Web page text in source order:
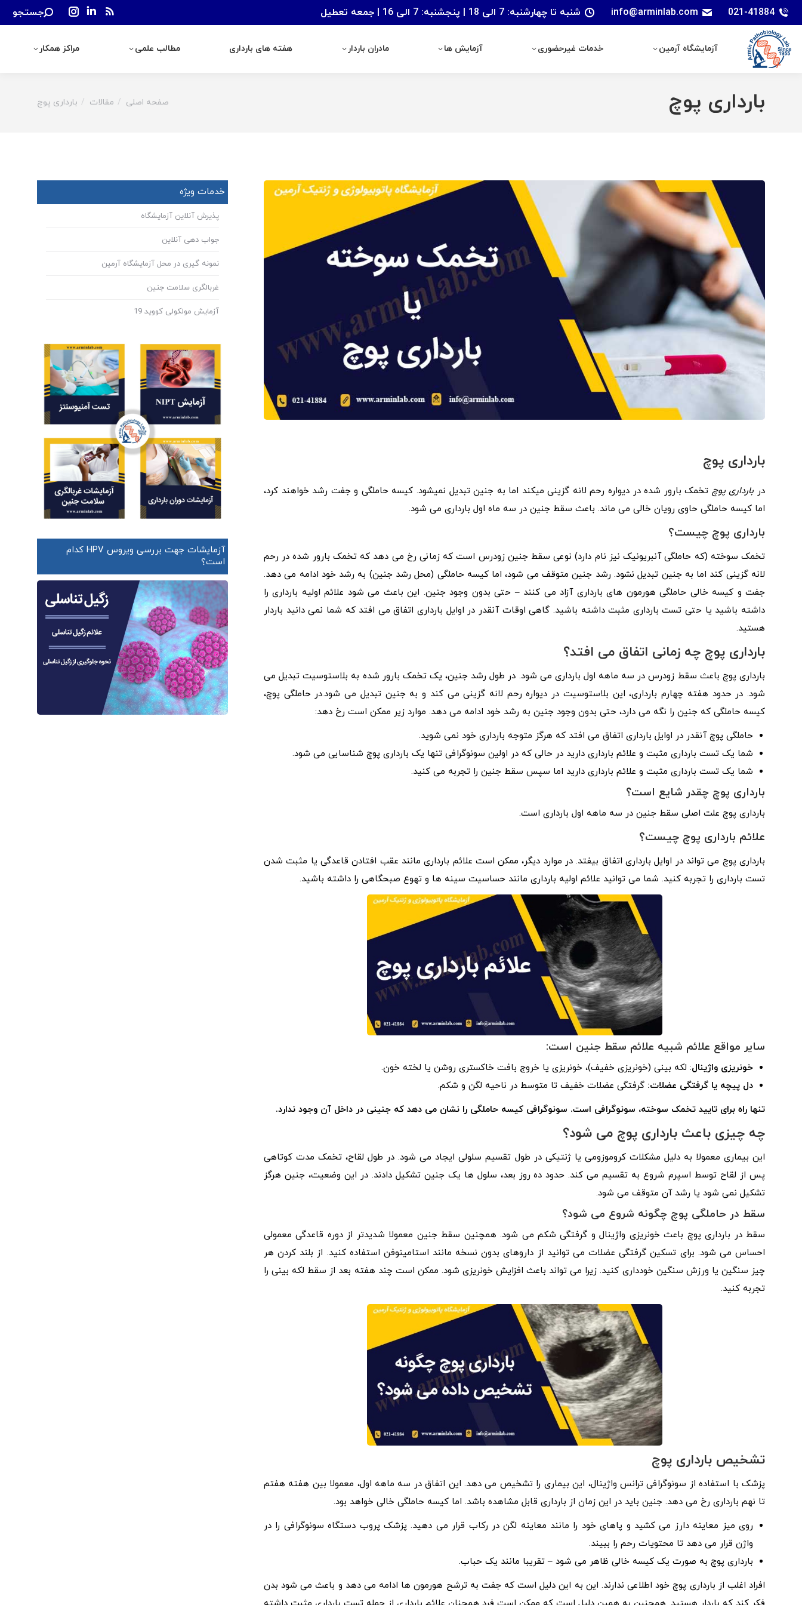
021-41884
info@arminlab.com شنبه تا چهارشنبه: 7 الی 18 | پنجشنبه: 7 الی 16 | جمعه تعطیل
Rss
window
Linkedin
opens
window
Instagram
opens
window
Search:
جستجو
آزمایشگاه آرمین خدمات غیرحضوری آزمایش ها مادران باردار هفته های بارداری مطالب علمی مراکز همکار
بارداری پوچ You are here:
صفحه اصلی مقالات بارداری پوچ
بارداری پوچ
در بارداری پوچ تخمک بارور شده در دیواره رحم لانه گزینی میکند اما به جنین تبدیل نمیشود. کیسه حاملگی و جفت رشد خواهند کرد،
اما کیسه حاملگی حاوی رویان خالی می ماند. باعث سقط جنین در سه ماه اول بارداری می شود.
بارداری پوچ چیست؟
تخمک سوخته (که حاملگی آنبریونیک نیز نام دارد) نوعی سقط جنین زودرس است که زمانی رخ می دهد که تخمک بارور شده در رحم
لانه گزینی کند اما به جنین تبدیل نشود. رشد جنین متوقف می شود، اما کیسه حاملگی (محل رشد جنین) به رشد خود ادامه می دهد.
جفت و کیسه خالی حاملگی هورمون های بارداری آزاد می کنند – حتی بدون وجود جنین. این باعث می شود علائم اولیه بارداری را
داشته باشید یا حتی تست بارداری مثبت داشته باشید. گاهی اوقات آنقدر در اوایل بارداری اتفاق می افتد که شما نمی دانید باردار
هستید.
بارداری پوچ چه زمانی اتفاق می افتد؟
بارداری پوچ باعث سقط زودرس در سه ماهه اول بارداری می شود. در طول رشد جنین، یک تخمک بارور شده به بلاستوسیت تبدیل می
شود. در حدود هفته چهارم بارداری، این بلاستوسیت در دیواره رحم لانه گزینی می کند و به جنین تبدیل می شود.در حاملگی پوچ،
کیسه حاملگی که جنین را نگه می دارد، حتی بدون وجود جنین به رشد خود ادامه می دهد. موارد زیر ممکن است رخ دهد:
حاملگی پوچ آنقدر در اوایل بارداری اتفاق می افتد که هرگز متوجه بارداری خود نمی شوید.
شما یک تست بارداری مثبت و علائم بارداری دارید در حالی که در اولین سونوگرافی تنها یک بارداری پوچ شناسایی می شود.
شما یک تست بارداری مثبت و علائم بارداری دارید اما سپس سقط جنین را تجربه می کنید.
بارداری پوچ چقدر شایع است؟
بارداری پوچ علت اصلی سقط جنین در سه ماهه اول بارداری است.
علائم بارداری پوچ چیست؟
بارداری پوچ می تواند در اوایل بارداری اتفاق بیفتد. در موارد دیگر، ممکن است علائم بارداری مانند عقب افتادن قاعدگی یا مثبت شدن
تست بارداری را تجربه کنید. شما می توانید علائم اولیه بارداری مانند حساسیت سینه ها و تهوع صبحگاهی را داشته باشید.
سایر مواقع علائم شبیه علائم سقط جنین است:
خونریزی واژینال: لکه بینی (خونریزی خفیف)، خونریزی یا خروج بافت خاکستری روشن یا لخته خون.
دل پیچه یا گرفتگی عضلات: گرفتگی عضلات خفیف تا متوسط در ناحیه لگن و شکم.
تنها راه برای تایید تخمک سوخته، سونوگرافی است. سونوگرافی کیسه حاملگی را نشان می دهد که جنینی در داخل آن وجود ندارد.
چه چیزی باعث بارداری پوچ می شود؟
این بیماری معمولا به دلیل مشکلات کروموزومی یا ژنتیکی در طول تقسیم سلولی ایجاد می شود. در طول لقاح، تخمک مدت کوتاهی
پس از لقاح توسط اسپرم شروع به تقسیم می کند. حدود ده روز بعد، سلول ها یک جنین تشکیل دادند. در این وضعیت، جنین هرگز
تشکیل نمی شود یا رشد آن متوقف می شود.
سقط در حاملگی پوچ چگونه شروع می شود؟
سقط در بارداری پوچ باعث خونریزی واژینال و گرفتگی شکم می شود. همچنین سقط جنین معمولا شدیدتر از دوره قاعدگی معمولی
احساس می شود. برای تسکین گرفتگی عضلات می توانید از داروهای بدون نسخه مانند استامینوفن استفاده کنید. از بلند کردن هر
چیز سنگین یا ورزش سنگین خودداری کنید. زیرا می تواند باعث افزایش خونریزی شود. ممکن است چند هفته بعد از سقط لکه بینی را
تجربه کنید.
تشخیص بارداری پوچ
پزشک با استفاده از سونوگرافی ترانس واژینال، این بیماری را تشخیص می دهد. این اتفاق در سه ماهه اول، معمولا بین هفته هفتم
تا نهم بارداری رخ می دهد. جنین باید در این زمان از بارداری قابل مشاهده باشد. اما کیسه حاملگی خالی خواهد بود.
روی میز معاینه دارز می کشید و پاهای خود را مانند معاینه لگن در رکاب قرار می دهید. پزشک پروب دستگاه سونوگرافی را در
واژن قرار می دهد تا محتویات رحم را ببیند.
بارداری پوچ به صورت یک کیسه خالی ظاهر می شود – تقریبا مانند یک حباب.
افراد اغلب از بارداری پوچ خود اطلاعی ندارند. این به این دلیل است که جفت به ترشح هورمون ها ادامه می دهد و باعث می شود بدن
خدمات ویژه
پذیرش آنلاین آزمایشگاه
جواب دهی آنلاین
نمونه گیری در محل آزمایشگاه آرمین
غربالگری سلامت جنین
آزمایش مولکولی کووید 19
آزمایشات جهت بررسی ویروس HPV کدام
است؟
آزمایشگاه آرمین خدمات غیرحضوری آزمایش ها مادران باردار مراکز همکار